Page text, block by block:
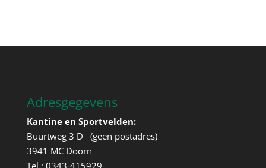
Adresgegevens
Kantine en Sportvelden:
Buurtweg 3 D (geen postadres)
3941 MC Doorn